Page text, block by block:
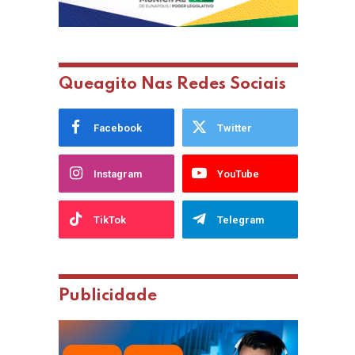
Queagito Nas Redes Sociais
Facebook Twitter
Instagram YouTube
TikTok Telegram
Publicidade